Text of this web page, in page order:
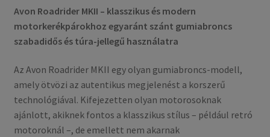
Avon Roadrider MKII – klasszikus és modern
motorkerékpárokhoz egyaránt szánt gumiabroncs
szabadidős és túra-jellegű használatra
Az Avon Roadrider MKII egy olyan gumiabroncs-modell,
amely ötvözi az autentikus megjelenést a korszerű
technológiával. Kifejezetten olyan motorosoknak
ajánlott, akiknek fontos a klasszikus stílus – például retró
motoroknál –, de emellett nem akarnak